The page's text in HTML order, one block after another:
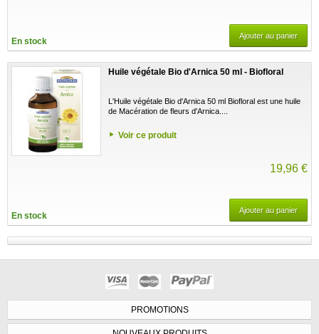
En stock
Ajouter au panier
Huile végétale Bio d'Arnica 50 ml - Biofloral
L'Huile végétale Bio d'Arnica 50 ml Biofloral est une huile
de Macération de fleurs d'Arnica....
Voir ce produit
19,96 €
En stock
Ajouter au panier
PROMOTIONS